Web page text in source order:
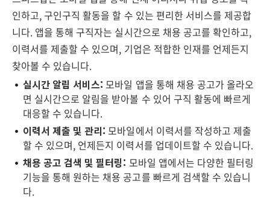
인하고, 구인구직 활동을 할 수 있는 편리한 서비스를 제공합
니다. 앱을 통해 구직자는 실시간으로 채용 공고를 확인하고,
이력서를 제출할 수 있으며, 기업은 적합한 인재를 언제든지
찾아볼 수 있습니다.
실시간 알림 서비스: 모바일 앱을 통해 채용 공고가 올라오
면 실시간으로 알림을 받아볼 수 있어 구직 활동에 빠르게
대응할 수 있습니다.
이력서 제출 및 관리: 모바일에서 이력서를 작성하고 제출
할 수 있으며, 언제든지 이력서를 업데이트할 수 있습니다.
채용 공고 검색 및 필터링: 모바일 앱에서는 다양한 필터링
기능을 통해 원하는 채용 공고를 빠르게 검색할 수 있습니
다.